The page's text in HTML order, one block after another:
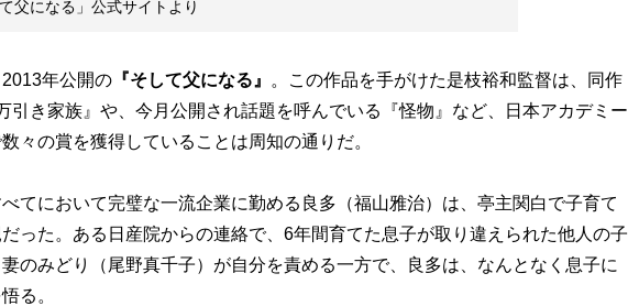
父になる」公式サイトより
年公開の『そして父になる』
。この作品を手がけた是枝裕和監督は、同作
引き家族』や、今月公開され話題を呼んでいる『怪物』など、日本アカデミー
々の賞を獲得していることは周知の通りだ。
てにおいて完璧な一流企業に勤める良多（福山雅治）は、亭主関白で子育て
った。ある日産院からの連絡で、6年間育てた息子が取り違えられた他人の子
のみどり（尾野真千子）が自分を責める一方で、良多は、なんとなく息子に
る。